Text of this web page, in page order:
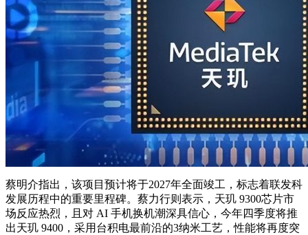
蔡明介指出，该项目预计将于2027年全面竣工，标志着联发科
发展历程中的重要里程碑。蔡力行则表示，天玑 9300芯片市
场反应热烈，且对 AI 手机换机潮深具信心，今年四季度将推
出天玑 9400，采用台积电最前沿的3纳米工艺，性能将再度突